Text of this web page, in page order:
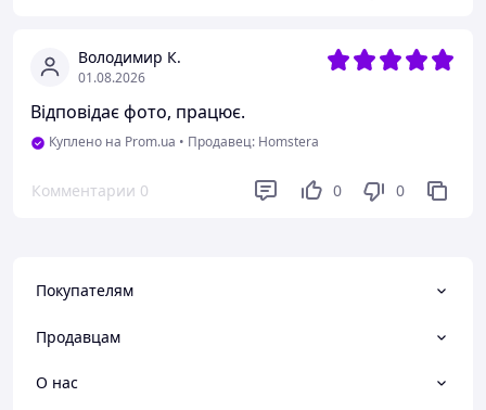
Володимир К.
01.08.2026
Відповідає фото, працює.
Куплено на Prom.ua • Продавец: Homstera
Комментарии 0 0 0
Покупателям
Продавцам
О нас